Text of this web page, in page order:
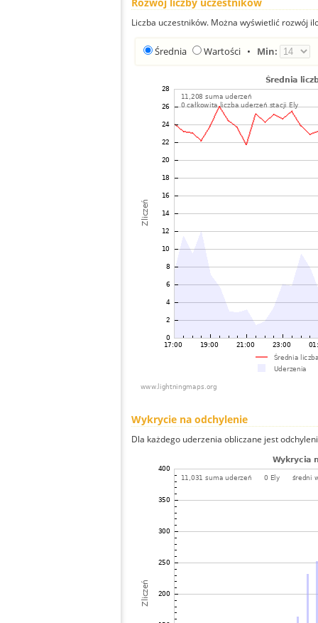
Liczba uczestników. Można wyświetlić rozwój
Średnia Wartości • Min:
Wykrycie na odchylenie
Dla każdego uderzenia obliczane jest